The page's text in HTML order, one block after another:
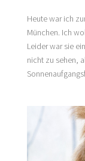
Heute war ich
München. Ich
Leider war sie
nicht zu sehen,